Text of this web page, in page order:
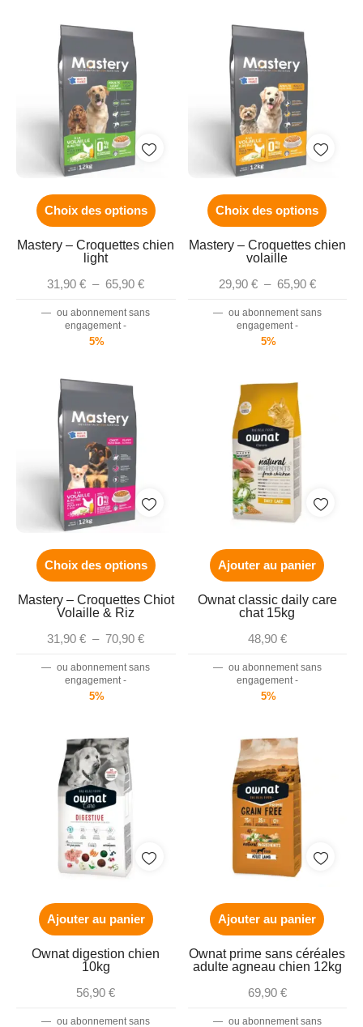
Choix des options
Mastery – Croquettes chien
light
31,90€ – 65,90€
— ou abonnement sans
engagement -
5%
Choix des options
Mastery – Croquettes chien
volaille
29,90 € – 65,90 €
— ou abonnement sans
engagement -
5%
Choix des options
Mastery – Croquettes Chiot
Volaille & Riz
31,90€ – 70,90€
— ou abonnement sans
engagement -
5%
Ajouter au panier
Ownat classic daily care
chat 15kg
48,90 €
— ou abonnement sans
engagement -
5%
Ajouter au panier
Ownat digestion chien
10kg
56,90€
— ou abonnement sans
Ajouter au panier
Ownat prime sans céréales
adulte agneau chien 12kg
69,90 €
— ou abonnement sans